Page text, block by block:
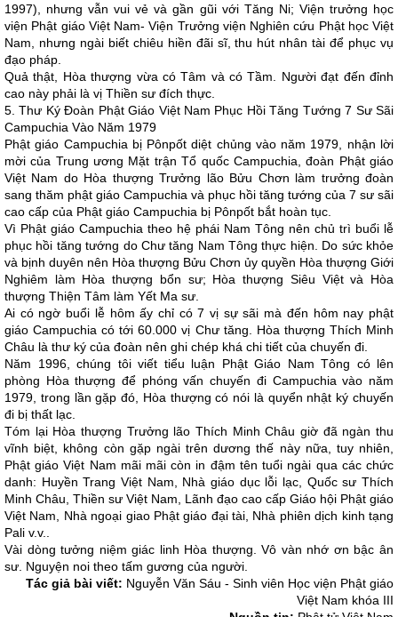
1997), nhưng vẫn vui vẻ và gần gũi với Tăng Ni; Viện trưởng học
viện Phật giáo Việt Nam- Viện Trưởng viện Nghiên cứu Phật học Việt
Nam, nhưng ngài biết chiêu hiền đãi sĩ, thu hút nhân tài để phục vụ
đạo pháp.
Quả thật, Hòa thượng vừa có Tâm và có Tầm. Người đạt đến đỉnh
cao này phải là vị Thiền sư đích thực.
5. Thư Ký Đoàn Phật Giáo Việt Nam Phục Hồi Tăng Tướng 7 Sư Sãi
Campuchia Vào Năm 1979
Phật giáo Campuchia bị Pônpốt diệt chủng vào năm 1979, nhận lời
mời của Trung ương Mặt trận Tổ quốc Campuchia, đoàn Phật giáo
Việt Nam do Hòa thượng Trưởng lão Bửu Chơn làm trưởng đoàn
sang thăm phật giáo Campuchia và phục hồi tăng tướng của 7 sư sãi
cao cấp của Phật giáo Campuchia bị Pônpốt bắt hoàn tục.
Vì Phật giáo Campuchia theo hệ phái Nam Tông nên chủ trì buổi lễ
phục hồi tăng tướng do Chư tăng Nam Tông thực hiện. Do sức khỏe
và bịnh duyên nên Hòa thượng Bửu Chơn ủy quyền Hòa thượng Giới
Nghiêm làm Hòa thượng bổn sư; Hòa thượng Siêu Việt và Hòa
thượng Thiện Tâm làm Yết Ma sư.
Ai có ngờ buổi lễ hôm ấy chỉ có 7 vị sự sãi mà đến hôm nay phật
giáo Campuchia có tới 60.000 vị Chư tăng. Hòa thượng Thích Minh
Châu là thư ký của đoàn nên ghi chép khá chi tiết của chuyến đi.
Năm 1996, chúng tôi viết tiểu luận Phật Giáo Nam Tông có lên
phòng Hòa thượng để phóng vấn chuyến đi Campuchia vào năm
1979, trong lần gặp đó, Hòa thượng có nói là quyển nhật ký chuyến
đi bị thất lạc.
Tóm lại Hòa thượng Trưởng lão Thích Minh Châu giờ đã ngàn thu
vĩnh biệt, không còn gặp ngài trên dương thế này nữa, tuy nhiên,
Phật giáo Việt Nam mãi mãi còn in đậm tên tuổi ngài qua các chức
danh: Huyền Trang Việt Nam, Nhà giáo dục lỗi lạc, Quốc sư Thích
Minh Châu, Thiền sư Việt Nam, Lãnh đạo cao cấp Giáo hội Phật giáo
Việt Nam, Nhà ngoại giao Phật giáo đại tài, Nhà phiên dịch kinh tạng
Pali v.v..
Vài dòng tưởng niệm giác linh Hòa thượng. Vô vàn nhớ ơn bậc ân
sư. Nguyện noi theo tấm gương của người.
Tác giả bài viết: Nguyễn Văn Sáu - Sinh viên Học viện Phật giáo
Việt Nam khóa III